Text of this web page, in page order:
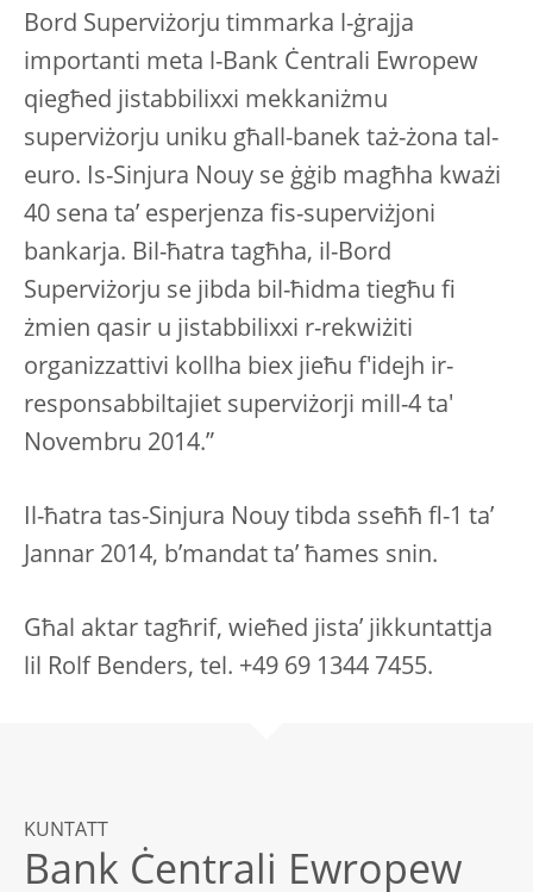
Bord Superviżorju timmarka l-ġrajja
importanti meta l-Bank Ċentrali Ewropew
qiegħed jistabbilixxi mekkaniżmu
superviżorju uniku għall-banek taż-żona tal-
euro. Is-Sinjura Nouy se ġġib magħha kważi
40 sena ta’ esperjenza fis-superviżjoni
bankarja. Bil-ħatra tagħha, il-Bord
Superviżorju se jibda bil-ħidma tiegħu fi
żmien qasir u jistabbilixxi r-rekwiżiti
organizzattivi kollha biex jieħu f'idejh ir-
responsabbiltajiet superviżorji mill-4 ta'
Novembru 2014.”
Il-ħatra tas-Sinjura Nouy tibda sseħħ fl-1 ta’
Jannar 2014, b’mandat ta’ ħames snin.
Għal aktar tagħrif, wieħed jista’ jikkuntattja
lil Rolf Benders, tel. +49 69 1344 7455.
KUNTATT
Bank Ċentrali Ewropew